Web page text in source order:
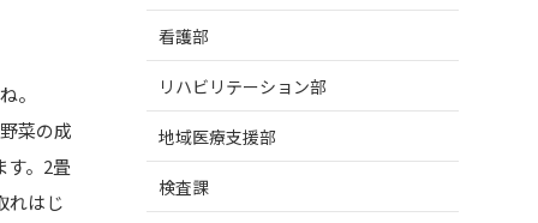
。
菜の成
す。2畳
れはじ
看護部
リハビリテーション部
地域医療支援部
検査課